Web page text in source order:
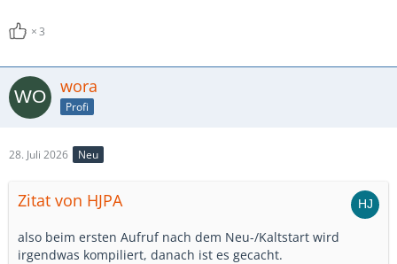
3
wora
Profi
28. Juli 2026 Neu
Zitat von HJPA
also beim ersten Aufruf nach dem Neu-/Kaltstart wird
irgendwas kompiliert, danach ist es gecacht.